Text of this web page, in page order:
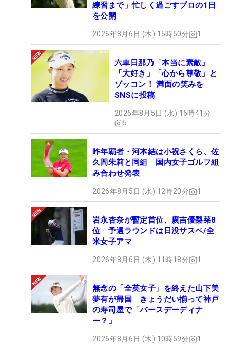
練習まで」忙しく過ごすプロの1日
を公開
2026年8月6日 (木) 15時50分 1
六車日那乃「本当に素敵」
「大好き」「心から尊敬」と
ゾッコン！ 満面の笑みを
SNSに投稿
2026年8月5日 (水) 16時41分
5
昨年覇者・河本結は小祝さくら、佐
久間朱莉と同組 国内女子ゴルフ組
み合わせ発表
2026年8月5日 (水) 12時20分 1
岩永杏奈が暫定首位、廣吉優梨菜8
位 予選ラウンドは日没サスペ/全
米女子アマ
2026年8月6日 (木) 11時18分 1
無念の「全英女子」を終えた山下美
夢有が帰国 きょうだい揃って神戸
の寿司屋で「バースデーディナ
ー？」
2026年8月6日 (木) 10時59分 1